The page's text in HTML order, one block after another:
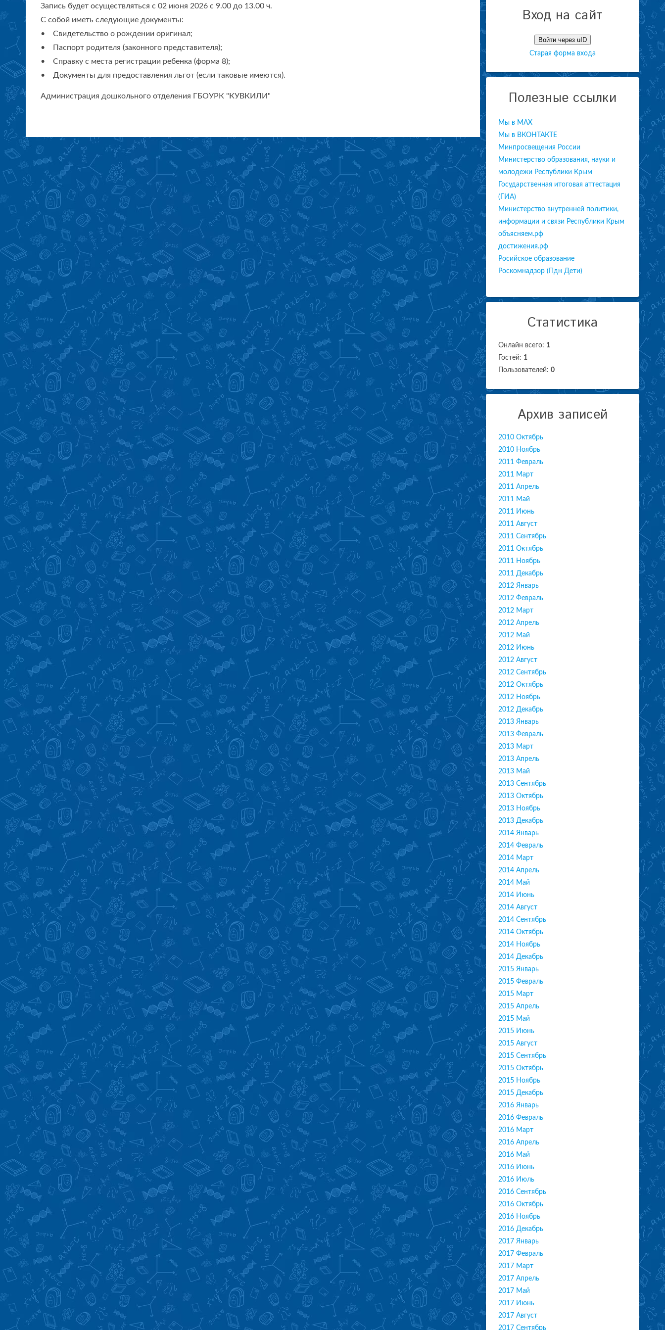
Запись будет осуществляться с 02 июня 2026 с 9.00 до 13.00 ч.
С собой иметь следующие документы:
• Свидетельство о рождении оригинал;
• Паспорт родителя (законного представителя);
• Справку с места регистрации ребенка (форма 8);
• Документы для предоставления льгот (если таковые имеются).
Администрация дошкольного отделения ГБОУРК "КУВКИЛИ"
Вход на сайт
Войти через uID
Старая форма входа
Полезные ссылки
Мы в МАХ
Мы в ВКОНТАКТЕ
Минпросвещения России
Министерство образования, науки и
молодежи Республики Крым
Государственная итоговая аттестация
(ГИА)
Министерство внутренней политики,
информации и связи Республики Крым
объясняем.рф
достижения.рф
Росийское образование
Роскомнадзор (Пдн Дети)
Статистика
Онлайн всего: 1
Гостей: 1
Пользователей: 0
Архив записей
2010 Октябрь
2010 Ноябрь
2011 Февраль
2011 Март
2011 Апрель
2011 Май
2011 Июнь
2011 Август
2011 Сентябрь
2011 Октябрь
2011 Ноябрь
2011 Декабрь
2012 Январь
2012 Февраль
2012 Март
2012 Апрель
2012 Май
2012 Июнь
2012 Август
2012 Сентябрь
2012 Октябрь
2012 Ноябрь
2012 Декабрь
2013 Январь
2013 Февраль
2013 Март
2013 Апрель
2013 Май
2013 Сентябрь
2013 Октябрь
2013 Ноябрь
2013 Декабрь
2014 Январь
2014 Февраль
2014 Март
2014 Апрель
2014 Май
2014 Июнь
2014 Август
2014 Сентябрь
2014 Октябрь
2014 Ноябрь
2014 Декабрь
2015 Январь
2015 Февраль
2015 Март
2015 Апрель
2015 Май
2015 Июнь
2015 Август
2015 Сентябрь
2015 Октябрь
2015 Ноябрь
2015 Декабрь
2016 Январь
2016 Февраль
2016 Март
2016 Апрель
2016 Май
2016 Июнь
2016 Июль
2016 Сентябрь
2016 Октябрь
2016 Ноябрь
2016 Декабрь
2017 Январь
2017 Февраль
2017 Март
2017 Апрель
2017 Май
2017 Июнь
2017 Август
2017 Сентябрь